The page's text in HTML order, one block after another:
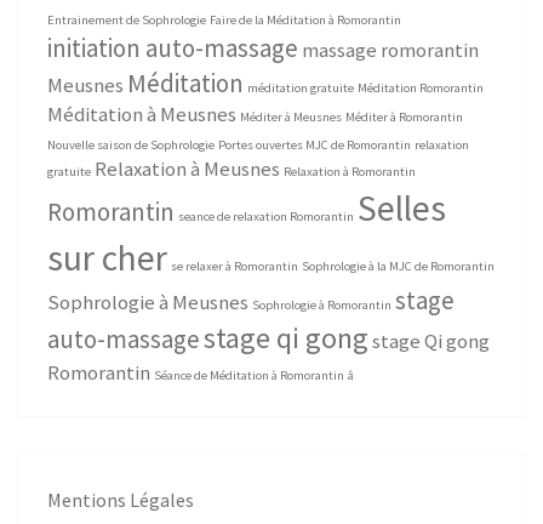
Entrainement de Sophrologie Faire de la Méditation à Romorantin
initiation auto-massage massage romorantin
Meusnes Méditation méditation gratuite Méditation Romorantin
Méditation à Meusnes Méditer à Meusnes Méditer à Romorantin
Nouvelle saison de Sophrologie Portes ouvertes MJC de Romorantin relaxation
gratuite Relaxation à Meusnes Relaxation à Romorantin
Romorantin seance de relaxation Romorantin Selles
sur cher se relaxer à Romorantin Sophrologie à la MJC de Romorantin
Sophrologie à Meusnes Sophrologie à Romorantin stage
auto-massagestage qi gongstage Qi gong
Romorantin Séance de Méditation à Romorantin â
Mentions Légales